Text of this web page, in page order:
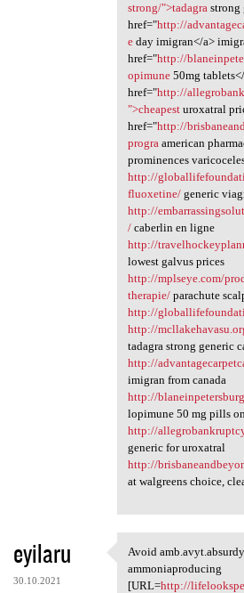
strong/">tadagrastrong
href="http://
eday imigran</a>
href="http://
opimune50mg
href="http://
">cheapesturoxatral
href="http://
prograamerican
prominences
http://
fluoxetine/generic
http://
/caberlin en ligne
http://
lowest galvus prices
http://mplseye.com/
therapie/parachute
http://
http://
tadagra strong generic
http://
imigran from canada
http://
lopimune 50 mg pills
http://
generic for uroxatral
http://
at walgreens choice,
eyilaru
30.10.2021
Avoid
Avoid
ammoniaproducing
[URL=http://